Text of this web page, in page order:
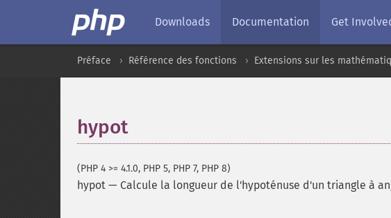
Downloads Documentation Get
Préface Référence des fonctions Extensions sur les
hypot
(PHP 4 >= 4.1.0, PHP 5, PHP 7, PHP 8)
hypot — Calcule la longueur de l'hypoténuse d'un triangle à